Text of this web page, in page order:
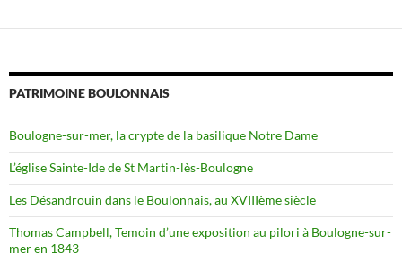
PATRIMOINE BOULONNAIS
Boulogne-sur-mer, la crypte de la basilique Notre Dame
L’église Sainte-Ide de St Martin-lès-Boulogne
Les Désandrouin dans le Boulonnais, au XVIIIème siècle
Thomas Campbell, Temoin d’une exposition au pilori à Boulogne-sur-
mer en 1843